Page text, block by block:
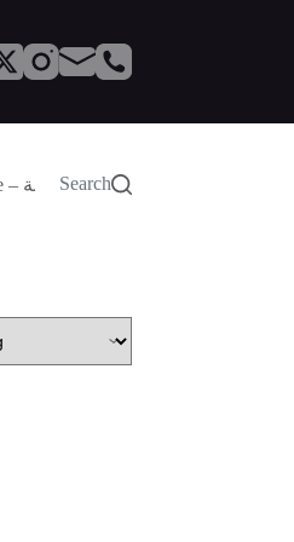
Service – الصيانةSearch